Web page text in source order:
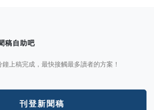
稿自助吧
上稿完成，最快接觸最多讀者的方案！
刊登新聞稿